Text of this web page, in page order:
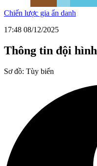
Chiến lược gia ẩn danh
17:48 08/12/2025
Thông tin đội hình
Sơ đồ: Tùy biến